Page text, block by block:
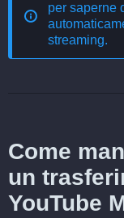
per saperne
streaming.
Come
un
YouTube